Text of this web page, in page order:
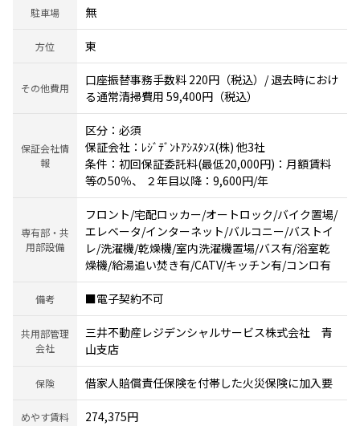
駐車場 無
方位 東
その他費用
口座振替事務手数料 220円（税込）/ 退去時におけ
る通常清掃費用 59,400円（税込）
保証会社情
報
区分：必須
保証会社：ﾚｼﾞﾃﾞﾝﾄｱｼｽﾀﾝｽ(株) 他3社
条件：初回保証委託料(最低20,000円)：月額賃料
等の50％、 ２年目以降：9,600円/年
専有部・共
用部設備
フロント/宅配ロッカー/オートロック/バイク置場/
エレベータ/インターネット/バルコニー/バストイ
レ/洗濯機/乾燥機/室内洗濯機置場/バス有/浴室乾
燥機/給湯追い焚き有/CATV/キッチン有/コンロ有
備考 ■電子契約不可
共用部管理
会社
三井不動産レジデンシャルサービス株式会社 青
山支店
保険 借家人賠償責任保険を付帯した火災保険に加入要
めやす賃料 274,375円